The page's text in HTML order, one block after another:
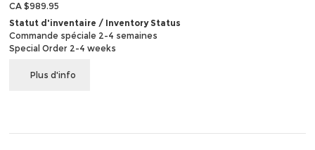
CA $989.95
Statut d'inventaire / Inventory Status
Commande spéciale 2-4 semaines
Special Order 2-4 weeks
Plus d'info